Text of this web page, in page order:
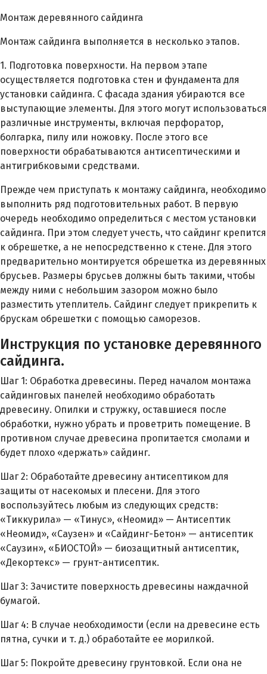
Монтаж деревянного сайдинга
Монтаж сайдинга выполняется в несколько этапов.
1. Подготовка поверхности. На первом этапе
осуществляется подготовка стен и фундамента для
установки сайдинга. С фасада здания убираются все
выступающие элементы. Для этого могут использоваться
различные инструменты, включая перфоратор,
болгарка, пилу или ножовку. После этого все
поверхности обрабатываются антисептическими и
антигрибковыми средствами.
Прежде чем приступать к монтажу сайдинга, необходимо
выполнить ряд подготовительных работ. В первую
очередь необходимо определиться с местом установки
сайдинга. При этом следует учесть, что сайдинг крепится
к обрешетке, а не непосредственно к стене. Для этого
предварительно монтируется обрешетка из деревянных
брусьев. Размеры брусьев должны быть такими, чтобы
между ними с небольшим зазором можно было
разместить утеплитель. Сайдинг следует прикрепить к
брускам обрешетки с помощью саморезов.
Инструкция по установке деревянного
сайдинга.
Шаг 1: Обработка древесины. Перед началом монтажа
сайдинговых панелей необходимо обработать
древесину. Опилки и стружку, оставшиеся после
обработки, нужно убрать и проветрить помещение. В
противном случае древесина пропитается смолами и
будет плохо «держать» сайдинг.
Шаг 2: Обработайте древесину антисептиком для
защиты от насекомых и плесени. Для этого
воспользуйтесь любым из следующих средств:
«Тиккурила» — «Тинус», «Неомид» — Антисептик
«Неомид», «Саузен» и «Сайдинг-Бетон» — антисептик
«Саузин», «БИОСТОЙ» — биозащитный антисептик,
«Декортекс» — грунт-антисептик.
Шаг 3: Зачистите поверхность древесины наждачной
бумагой.
Шаг 4: В случае необходимости (если на древесине есть
пятна, сучки и т. д.) обработайте ее морилкой.
Шаг 5: Покройте древесину грунтовкой. Если она не